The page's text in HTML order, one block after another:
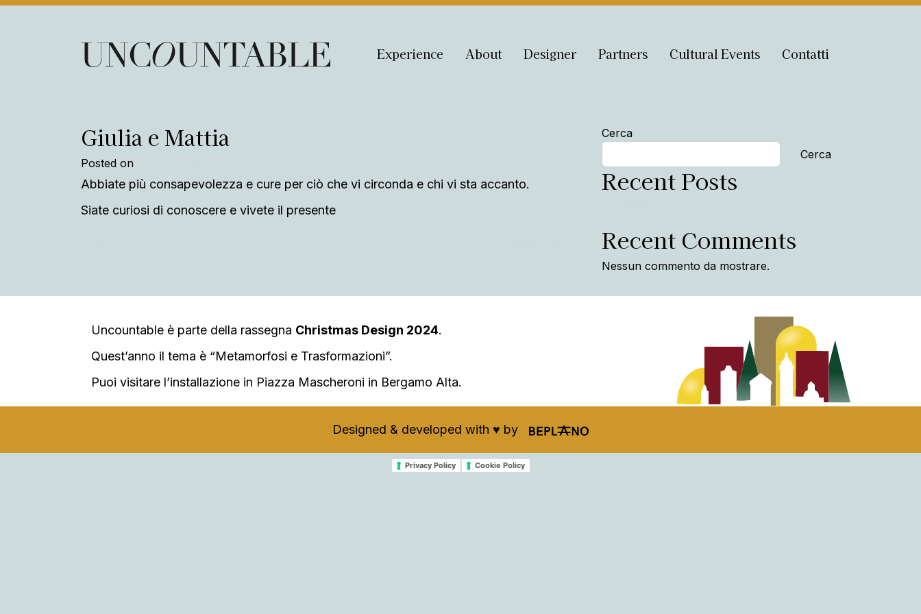
Main Navigation Experience About Designer Partners Cultural Events Contatti
Giulia e Mattia
Posted on
Abbiate più consapevolezza e cure per ciò che vi circonda e chi vi sta accanto.
Siate curiosi di conoscere e vivete il presente
Cerca
Cerca
Recent Posts
Recent Comments
Nessun commento da mostrare.
Uncountable è parte della rassegna Christmas Design 2024.
Quest’anno il tema è “Metamorfosi e Trasformazioni”.
Puoi visitare l’installazione in Piazza Mascheroni in Bergamo Alta.
Designed & developed with ♥️ by
Privacy Policy Cookie Policy